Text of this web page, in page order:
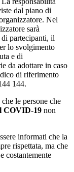
dal piano di
Nel
sarà
partecipanti, il
lo svolgimento
e di
da adottare in caso
di riferimento
144.
le persone che
COVID-19 non
informati che la
rispettata, ma che
costantemente